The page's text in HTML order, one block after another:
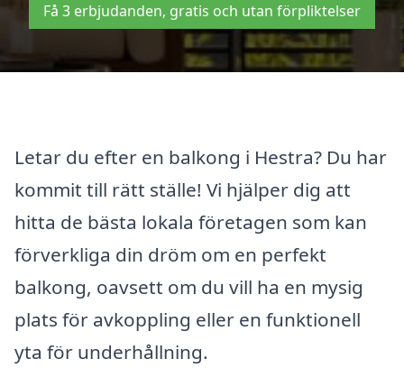
Få 3 erbjudanden, gratis och utan förpliktelser
Letar du efter en balkong i Hestra? Du har
kommit till rätt ställe! Vi hjälper dig att
hitta de bästa lokala företagen som kan
förverkliga din dröm om en perfekt
balkong, oavsett om du vill ha en mysig
plats för avkoppling eller en funktionell
yta för underhållning.